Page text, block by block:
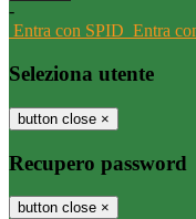
-
Entra con SPID Entra
Seleziona utente
button close ×
Recupero password
button close ×